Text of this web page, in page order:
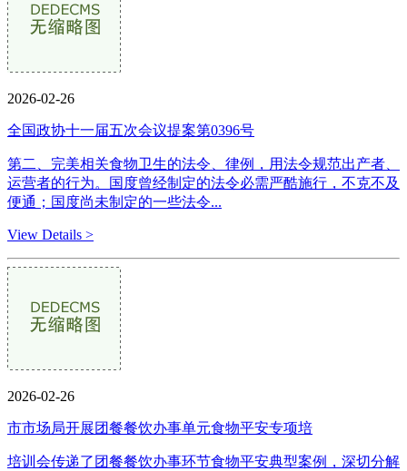
2026-02-26
全国政协十一届五次会议提案第0396号
第二、完美相关食物卫生的法令、律例，用法令规范出产者、
运营者的行为。国度曾经制定的法令必需严酷施行，不克不及
便通；国度尚未制定的一些法令...
View Details >
2026-02-26
市市场局开展团餐餐饮办事单元食物平安专项培
培训会传递了团餐餐饮办事环节食物平安典型案例，深切分解